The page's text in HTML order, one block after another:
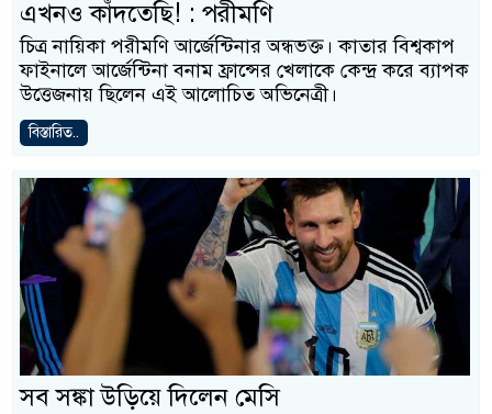
এখনও কাঁদতেছি! : পরীমণি
চিত্র নায়িকা পরীমণি আর্জেন্টিনার অন্ধভক্ত। কাতার বিশ্বকাপ
ফাইনালে আর্জেন্টিনা বনাম ফ্রান্সের খেলাকে কেন্দ্র করে ব্যাপক
উত্তেজনায় ছিলেন এই আলোচিত অভিনেত্রী।
বিস্তারিত..
সব সঙ্কা উড়িয়ে দিলেন মেসি